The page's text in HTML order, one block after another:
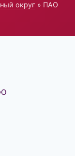
округ » ПАО